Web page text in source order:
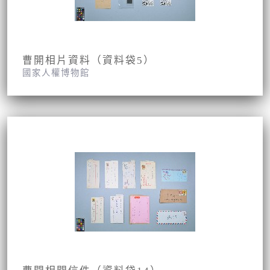
曹開相片資料（資料袋5）
國家人權博物館